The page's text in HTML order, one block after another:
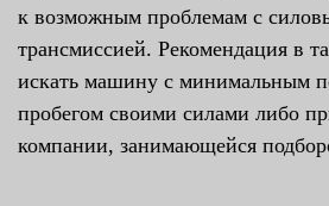
к возможным проблемам с
трансмиссией. Рекомендация в
искать машину с минимальным
пробегом своими силами либо
компании, занимающейся